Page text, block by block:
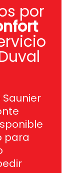
por
Saunier
para